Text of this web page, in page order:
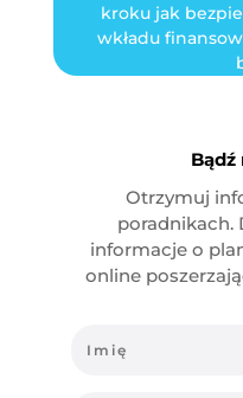
kroku jak
wkładu
Bądź
Otrzymuj
poradnikach.
informacje o
online